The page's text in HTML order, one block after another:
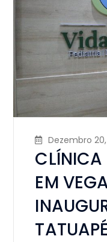
Dezembro 20,
CLÍNICA
EM
TATUAPÉ